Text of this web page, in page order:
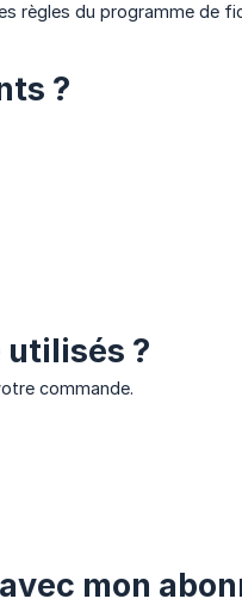
règles du programme de
?
utilisés ?
commande.
mon